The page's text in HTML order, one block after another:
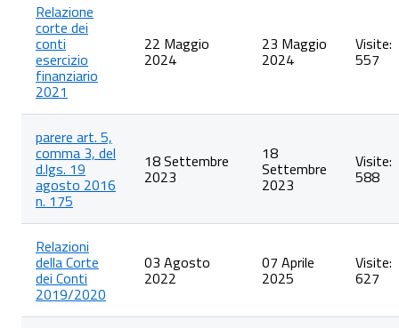
Relazione
corte dei
conti
esercizio
finanziario
2021
22 Maggio
2024
23 Maggio
2024
Visite:
557
parere art. 5,
comma 3, del
d.lgs. 19
agosto 2016
n. 175
18 Settembre
2023
18
Settembre
2023
Visite:
588
Relazioni
della Corte
dei Conti
2019/2020
03 Agosto
2022
07 Aprile
2025
Visite:
627